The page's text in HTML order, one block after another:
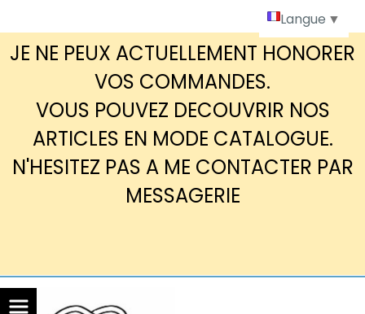
JE NE PEUX ACTUELLEMENT HONORER
VOS COMMANDES.
VOUS POUVEZ DECOUVRIR NOS
ARTICLES EN MODE CATALOGUE.
N'HESITEZ PAS A ME CONTACTER PAR
MESSAGERIE
Langue ▼